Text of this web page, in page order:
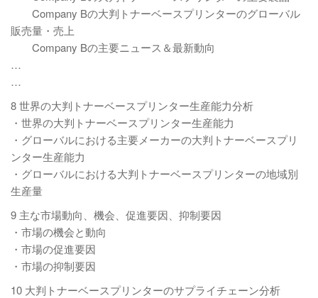
Company Bの大判トナーベースプリンターのグローバル
販売量・売上
Company Bの主要ニュース＆最新動向
…
…
8 世界の大判トナーベースプリンター生産能力分析
・世界の大判トナーベースプリンター生産能力
・グローバルにおける主要メーカーの大判トナーベースプリ
ンター生産能力
・グローバルにおける大判トナーベースプリンターの地域別
生産量
9 主な市場動向、機会、促進要因、抑制要因
・市場の機会と動向
・市場の促進要因
・市場の抑制要因
10 大判トナーベースプリンターのサプライチェーン分析